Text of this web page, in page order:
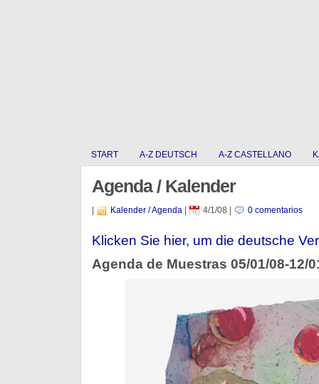
START A-Z DEUTSCH A-Z CASTELLANO
Agenda / Kalender
Kalender / Agenda| 4/1/08 0 comentarios
Klicken Sie hier, um die deutsche
Agenda de Muestras 05/01/08-12/